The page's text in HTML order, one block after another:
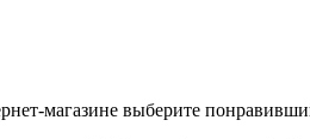
магазине выберите